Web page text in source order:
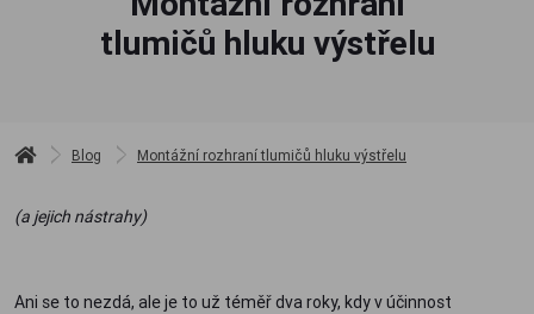
tlumičů hluku výstřelu
Blog Montážní rozhraní tlumičů hluku výstřelu
(a jejich nástrahy)
Ani se to nezdá, ale je to už téměř dva roky, kdy v účinnost